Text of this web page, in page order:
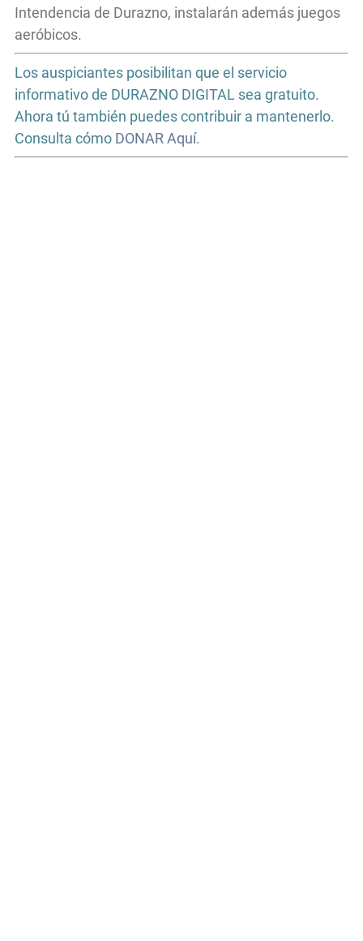
Intendencia de Durazno, instalarán además juegos
aeróbicos.
Los auspiciantes posibilitan que el servicio
informativo de DURAZNO DIGITAL sea gratuito.
Ahora tú también puedes contribuir a mantenerlo.
Consulta cómo DONAR Aquí.